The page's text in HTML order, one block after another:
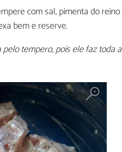
com sal, pimenta do reino
bem e reserve.
tempero, pois ele faz toda a